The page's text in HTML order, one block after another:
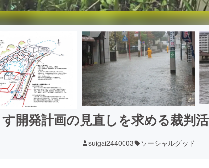
開発計画の見直しを求める裁判
suigai2440003 ソーシャルグッド